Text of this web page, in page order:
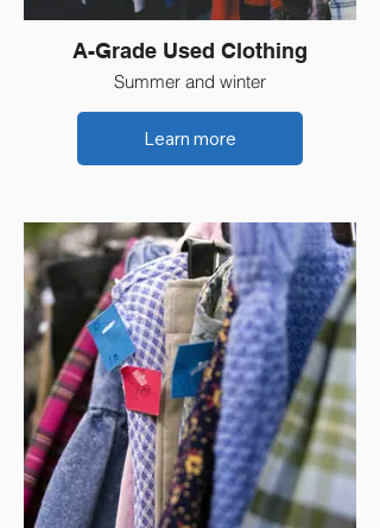
A-Grade Used Clothing
Summer and winter
Learn more